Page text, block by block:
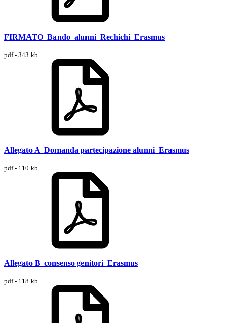
FIRMATO_Bando_alunni_Rechichi_Erasmus
pdf - 343 kb
Allegato A_Domanda partecipazione alunni_Erasmus
pdf - 110 kb
Allegato B_consenso genitori_Erasmus
pdf - 118 kb